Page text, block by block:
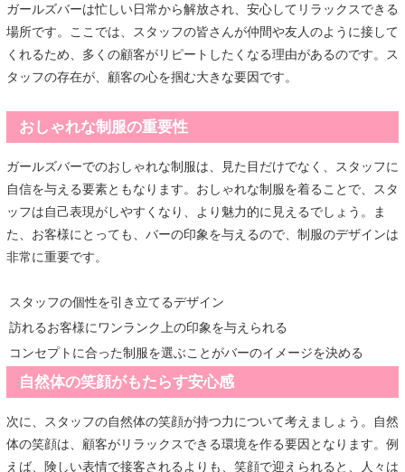
ガールズバーは忙しい日常から解放され、安心してリラックスできる
場所です。ここでは、スタッフの皆さんが仲間や友人のように接して
くれるため、多くの顧客がリピートしたくなる理由があるのです。ス
タッフの存在が、顧客の心を掴む大きな要因です。
おしゃれな制服の重要性
ガールズバーでのおしゃれな制服は、見た目だけでなく、スタッフに
自信を与える要素ともなります。おしゃれな制服を着ることで、スタ
ッフは自己表現がしやすくなり、より魅力的に見えるでしょう。ま
た、お客様にとっても、バーの印象を与えるので、制服のデザインは
非常に重要です。
スタッフの個性を引き立てるデザイン
訪れるお客様にワンランク上の印象を与えられる
コンセプトに合った制服を選ぶことがバーのイメージを決める
自然体の笑顔がもたらす安心感
次に、スタッフの自然体の笑顔が持つ力について考えましょう。自然
体の笑顔は、顧客がリラックスできる環境を作る要因となります。例
えば、険しい表情で接客されるよりも、笑顔で迎えられると、人々は